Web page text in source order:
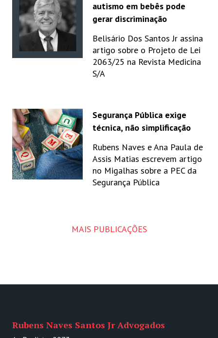
autismo em bebês pode
gerar discriminação
Belisário Dos Santos Jr assina
artigo sobre o Projeto de Lei
2063/25 na Revista Medicina
S/A
Segurança Pública exige
técnica, não simplificação
Rubens Naves e Ana Paula de
Assis Matias escrevem artigo
no Migalhas sobre a PEC da
Segurança Pública
MAIS PUBLICAÇÕES
Rubens Naves Santos Jr Advogados